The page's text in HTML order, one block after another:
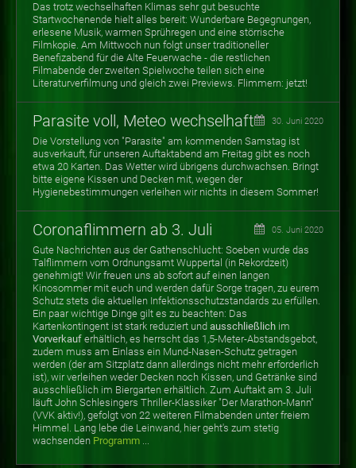
Das trotz wechselhaften Klimas sehr gut besuchte
Startwochenende hielt alles bereit: Wunderbare Begegnungen,
erlesene Musik, warmen Sprühregen und eine störrische
Filmkopie. Am Mittwoch nun folgt unser traditioneller
Benefizabend für die Alte Feuerwache - die restlichen
Filmabende der zweiten Spielwoche teilen sich eine
Literaturverfilmung und gleich zwei Previews. Flimmern: jetzt!
Parasite voll, Meteo wechselhaft 30. Juni 2020
Die Vorstellung von "Parasite" am kommenden Samstag ist
ausverkauft, für unseren Auftaktabend am Freitag gibt es noch
etwa 20 Karten. Das Wetter wird übrigens durchwachsen. Bringt
bitte eigene Kissen und Decken mit, wegen der
Hygienebestimmungen verleihen wir nichts in diesem Sommer!
Coronaflimmern ab 3. Juli 05. Juni 2020
Gute Nachrichten aus der Gathenschlucht: Soeben wurde das
Talflimmern vom Ordnungsamt Wuppertal (in Rekordzeit)
genehmigt! Wir freuen uns ab sofort auf einen langen
Kinosommer mit euch und werden dafür Sorge tragen, zu eurem
Schutz stets die aktuellen Infektionsschutzstandards zu erfüllen.
Ein paar wichtige Dinge gilt es zu beachten: Das
Kartenkontingent ist stark reduziert und ausschließlich im
Vorverkauf erhältlich, es herrscht das 1,5-Meter-Abstandsgebot,
zudem muss am Einlass ein Mund-Nasen-Schutz getragen
werden (der am Sitzplatz dann allerdings nicht mehr erforderlich
ist), wir verleihen weder Decken noch Kissen, und Getränke sind
ausschließlich im Biergarten erhältlich. Zum Auftakt am 3. Juli
läuft John Schlesingers Thriller-Klassiker "Der Marathon-Mann"
(VVK aktiv!), gefolgt von 22 weiteren Filmabenden unter freiem
Himmel. Lang lebe die Leinwand, hier geht's zum stetig
wachsenden Programm ...